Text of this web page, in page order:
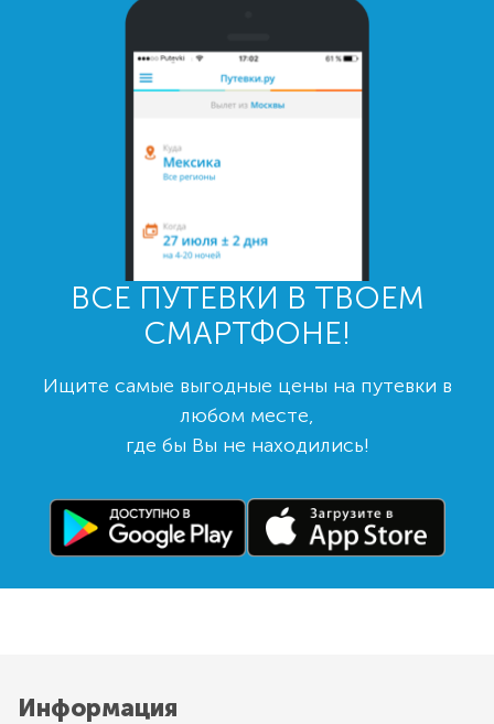
ВСЕ ПУТЕВКИ В ТВОЕМ
СМАРТФОНЕ!
Ищите самые выгодные цены на путевки в
любом месте,
где бы Вы не находились!
Информация